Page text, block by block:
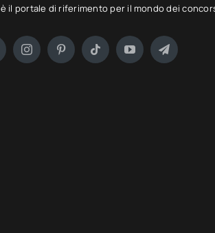
è il portale di riferimento per il mondo dei